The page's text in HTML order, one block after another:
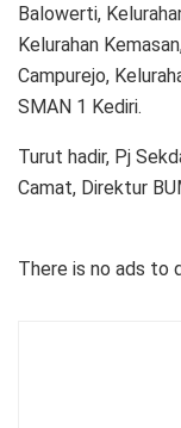
Balowerti,
Kelurahan
Campurejo,
SMAN 1 Kediri.
Turut hadir, Pj
Camat, Direktur
There is no ads to